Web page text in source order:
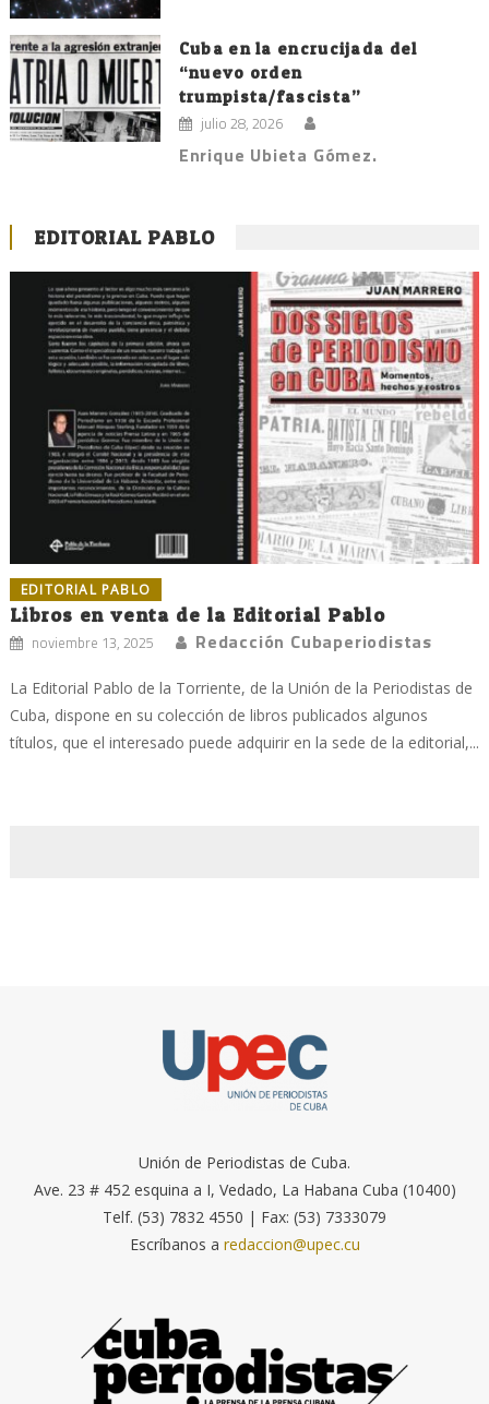
Cuba en la encrucijada del
“nuevo orden
trumpista/fascista”
julio 28, 2026
Enrique Ubieta Gómez.
EDITORIAL PABLO
EDITORIAL PABLO
Libros en venta de la Editorial Pablo
noviembre 13, 2025 Redacción Cubaperiodistas
La Editorial Pablo de la Torriente, de la Unión de la Periodistas de
Cuba, dispone en su colección de libros publicados algunos
títulos, que el interesado puede adquirir en la sede de la editorial,...
Unión de Periodistas de Cuba.
Ave. 23 # 452 esquina a I, Vedado, La Habana Cuba (10400)
Telf. (53) 7832 4550 | Fax: (53) 7333079
Escríbanos a redaccion@upec.cu